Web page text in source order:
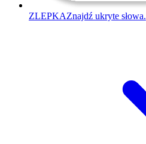
ZLEPKAZnajdź ukryte słowa.